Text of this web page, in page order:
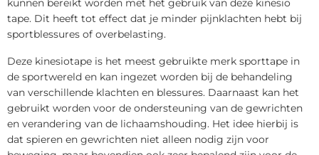
kunnen bereikt worden met het gebruik van deze kinesio
tape. Dit heeft tot effect dat je minder pijnklachten hebt bij
sportblessures of overbelasting.
Deze kinesiotape is het meest gebruikte merk sporttape in
de sportwereld en kan ingezet worden bij de behandeling
van verschillende klachten en blessures. Daarnaast kan het
gebruikt worden voor de ondersteuning van de gewrichten
en verandering van de lichaamshouding. Het idee hierbij is
dat spieren en gewrichten niet alleen nodig zijn voor